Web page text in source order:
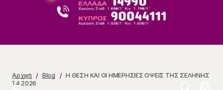
Αρχική Blog
Η ΘΕΣΗ ΚΑΙ ΟΙ ΗΜΕΡΗΣΙΕΣ ΟΨΕΙΣ ΤΗΣ ΣΕΛΗΝΗΣ
1.4.2026